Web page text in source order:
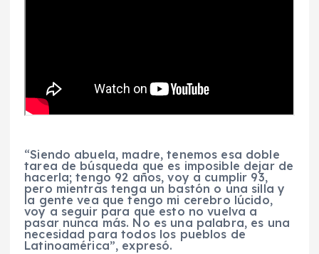
“Siendo abuela, madre, tenemos esa doble
tarea de búsqueda que es imposible dejar de
hacerla; tengo 92 años, voy a cumplir 93,
pero mientras tenga un bastón o una silla y
la gente vea que tengo mi cerebro lúcido,
voy a seguir para que esto no vuelva a
pasar nunca más. No es una palabra, es una
necesidad para todos los pueblos de
Latinoamérica”, expresó.